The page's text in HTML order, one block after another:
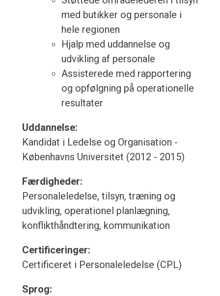
med butikker og personale i
hele regionen
Hjalp med uddannelse og
udvikling af personale
Assisterede med rapportering
og opfølgning på operationelle
resultater
Uddannelse:
Kandidat i Ledelse og Organisation -
Københavns Universitet (2012 - 2015)
Færdigheder:
Personaleledelse, tilsyn, træning og
udvikling, operationel planlægning,
konflikthåndtering, kommunikation
Certificeringer:
Certificeret i Personaleledelse (CPL)
Sprog: